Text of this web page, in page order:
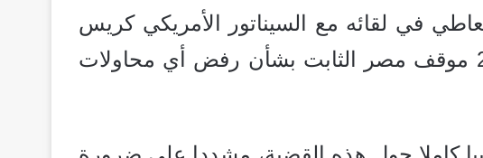
في لقائه مع السيناتور الأمريكي كريس
فان هولن اليوم الإثنين 10 فبراير 2025 موقف مصر الثابت بشأن رفض أي محاولات